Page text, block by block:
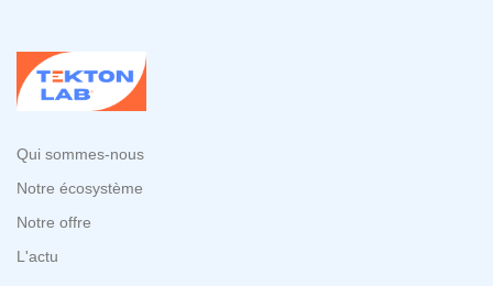
Qui sommes-nous
Notre écosystème
Notre offre
L'actu